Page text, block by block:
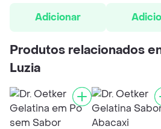
Adicionar
Produtos relacionados
Luzia